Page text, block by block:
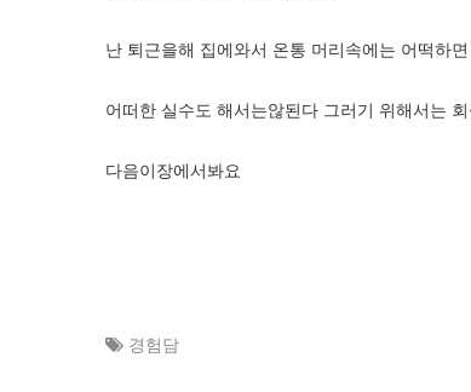
난 퇴근을해 집에와서 온통 머리속에는 어떡하
어떠한 실수도 해서는않된다 그러기 위해서는
다음이장에서봐요
경험담